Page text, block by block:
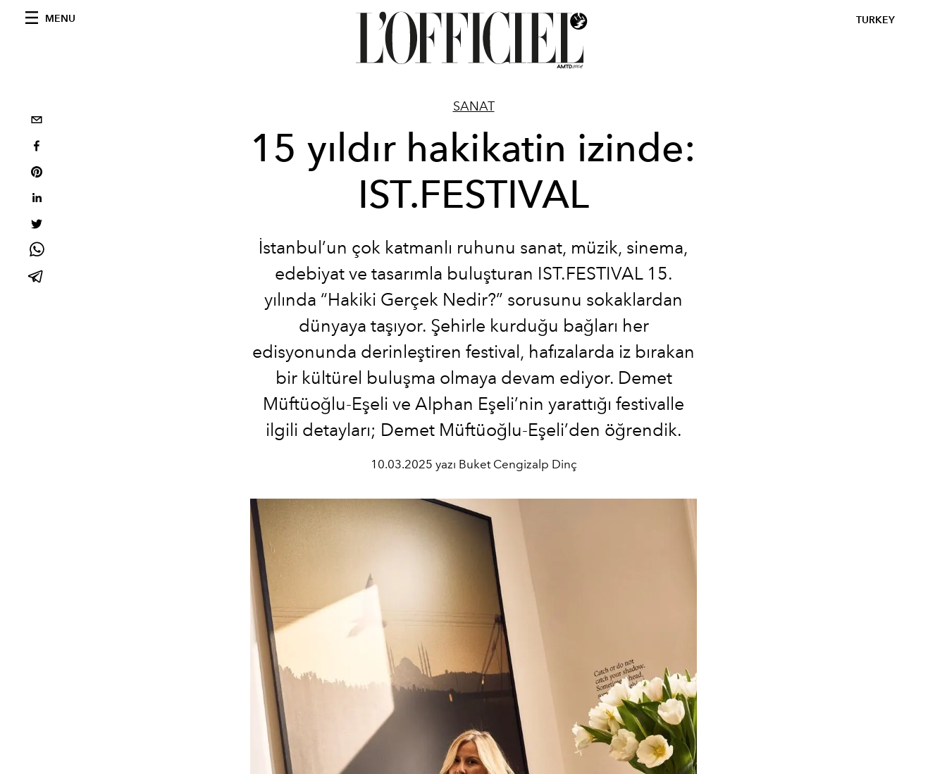
MENU TURKEY
SANAT
15 yıldır hakikatin izinde:
IST.FESTIVAL
İstanbul’un çok katmanlı ruhunu sanat, müzik, sinema,
edebiyat ve tasarımla buluşturan IST.FESTIVAL 15.
yılında “Hakiki Gerçek Nedir?” sorusunu sokaklardan
dünyaya taşıyor. Şehirle kurduğu bağları her
edisyonunda derinleştiren festival, hafızalarda iz bırakan
bir kültürel buluşma olmaya devam ediyor. Demet
Müftüoğlu-Eşeli ve Alphan Eşeli’nin yarattığı festivalle
ilgili detayları; Demet Müftüoğlu-Eşeli’den öğrendik.
10.03.2025 yazı Buket Cengizalp Dinç